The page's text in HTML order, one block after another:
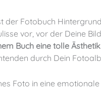
der Fotobuch
Buch eine tolle Ästhetik
durch Dein
Foto in eine